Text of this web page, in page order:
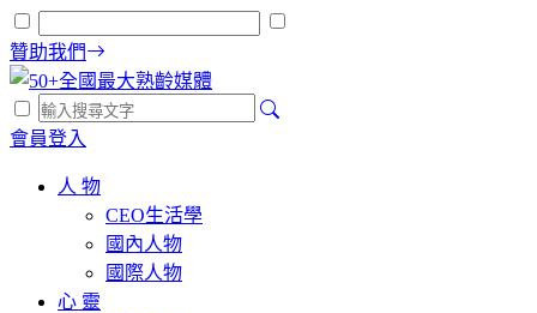
贊助我們
會員登入
人 物
CEO生活學
國內人物
國際人物
心 靈